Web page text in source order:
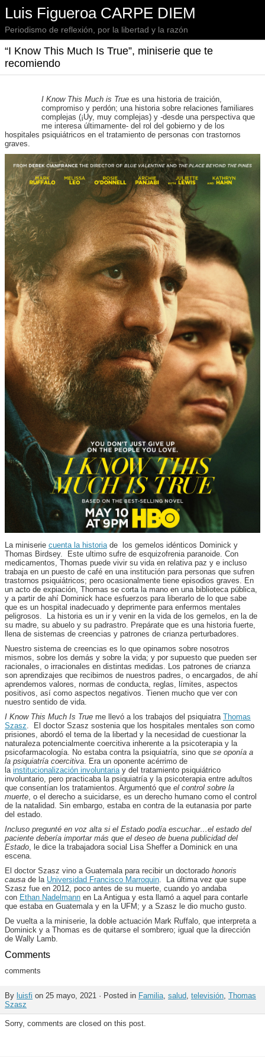
Luis Figueroa CARPE DIEM
Periodismo de reflexión, por la libertad y la razón
“I Know This Much Is True”, miniserie que te
recomiendo
I Know This Much is True es una historia de traición,
compromiso y perdón; una historia sobre relaciones familiares
complejas (¡Uy, muy complejas) y -desde una perspectiva que
me interesa últimamente- del rol del gobierno y de los
hospitales psiquiátricos en el tratamiento de personas con trastornos
graves.
La miniserie cuenta la historia de los gemelos idénticos Dominick y
Thomas Birdsey. Este ultimo sufre de esquizofrenia paranoide. Con
medicamentos, Thomas puede vivir su vida en relativa paz y e incluso
trabaja en un puesto de café en una institución para personas que sufren
trastornos psiquiátricos; pero ocasionalmente tiene episodios graves. En
un acto de expiación, Thomas se corta la mano en una biblioteca pública,
y a partir de ahí Dominick hace esfuerzos para liberarlo de lo que sabe
que es un hospital inadecuado y deprimente para enfermos mentales
peligrosos. La historia es un ir y venir en la vida de los gemelos, en la de
su madre, su abuelo y su padrastro. Prepárate que es una historia fuerte,
llena de sistemas de creencias y patrones de crianza perturbadores.
Nuestro sistema de creencias es lo que opinamos sobre nosotros
mismos, sobre los demás y sobre la vida; y por supuesto que pueden ser
racionales, o irracionales en distintas medidas. Los patrones de crianza
son aprendizajes que recibimos de nuestros padres, o encargados, de ahí
aprendemos valores, normas de conducta, reglas, límites, aspectos
positivos, así como aspectos negativos. Tienen mucho que ver con
nuestro sentido de vida.
I Know This Much Is True me llevó a los trabajos del psiquiatra Thomas
Szasz . El doctor Szasz sostenia que los hospitales mentales son como
prisiones, abordó el tema de la libertad y la necesidad de cuestionar la
naturaleza potencialmente coercitiva inherente a la psicoterapia y la
psicofarmacología. No estaba contra la psiquiatría, sino que se oponía a
la psiquiatría coercitiva . Era un oponente acérrimo de
la institucionalización involuntaria y del tratamiento psiquiátrico
involuntario, pero practicaba la psiquiatría y la psicoterapia entre adultos
que consentían los tratamientos. Argumentó que el control sobre la
muerte , o el derecho a suicidarse, es un derecho humano como el control
de la natalidad. Sin embargo, estaba en contra de la eutanasia por parte
del estado.
Incluso pregunté en voz alta si el Estado podía escuchar…el estado del
paciente debería importar más que el deseo de buena publicidad del
Estado , le dice la trabajadora social Lisa Sheffer a Dominick en una
escena.
El doctor Szasz vino a Guatemala para recibir un doctorado honoris
causa de la Universidad Francisco Marroquin . La última vez que supe
Szasz fue en 2012, poco antes de su muerte, cuando yo andaba
con Ethan Nadelmann en La Antigua y esta llamó a aquel para contarle
que estaba en Guatemala y en la UFM; y a Szasz le dio mucho gusto.
De vuelta a la miniserie, la doble actuación Mark Ruffalo, que interpreta a
Dominick y a Thomas es de quitarse el sombrero; igual que la dirección
de Wally Lamb.
Comments
comments
By luisfi on 25 mayo, 2021 · Posted in Familia salud televisión Thomas
Szasz
Sorry, comments are closed on this post.